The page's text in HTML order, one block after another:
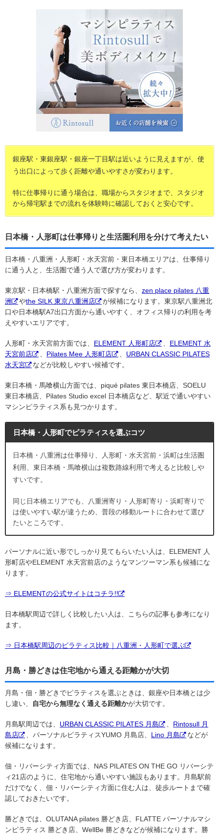
銀座駅・東銀座駅・銀座一丁目駅は近いように見えますが、使
う出口によって歩く距離や通いやすさが変わります。
特に仕事帰りに通う場合は、職場からスタジオまで、スタジオ
から帰宅駅までの流れを体験時に確認しておくと安心です。
日本橋・人形町は仕事帰りと生活圏利用を分けて考えたい
日本橋・八重洲・人形町・水天宮前・東日本橋エリアは、仕事帰り
に通う人と、生活圏で通う人で選び方が変わります。
東京駅・日本橋駅・八重洲方面で探すなら、 zen place pilates 八重
洲
やthe SILK 東京八重洲店
が候補になります。東京駅八重洲北
口や日本橋駅A7出口方面から通いやすく、オフィス帰りの利用を考
えやすいエリアです。
人形町・水天宮前方面では、 ELEMENT 人形町店
ELEMENT 水
天宮前店
Pilates Mee 人形町店
URBAN CLASSIC PILATES
水天宮
などが比較しやすい候補です。
東日本橋・馬喰横山方面では、piqué pilates 東日本橋店、SOELU
東日本橋店、Pilates Studio excel 日本橋店など、駅近で通いやすい
マシンピラティス系も見つかります。
日本橋・人形町でピラティスを選ぶコツ
日本橋・八重洲は仕事帰り、人形町・水天宮前・浜町は生活圏
利用、東日本橋・馬喰横山は複数路線利用で考えると比較しや
すいです。
同じ日本橋エリアでも、八重洲寄り・人形町寄り・浜町寄りで
は使いやすい駅が違うため、普段の移動ルートに合わせて選び
たいところです。
パーソナルに近い形でしっかり見てもらいたい人は、ELEMENT 人
形町店やELEMENT 水天宮前店のようなマンツーマン系も候補にな
ります。
⇒ ELEMENTの公式サイトはコチラ!!
日本橋駅周辺で詳しく比較したい人は、こちらの記事も参考になり
ます。
⇒ 日本橋駅周辺のピラティス比較｜八重洲・人形町で選ぶ
月島・勝どきは住宅地から通える距離かが大切
月島・佃・勝どきでピラティスを選ぶときは、銀座や日本橋とは少
し違い、
自宅から無理なく通える距離かが大切です。
月島駅周辺では、 URBAN CLASSIC PILATES 月島
Rintosull 月
島店
、パーソナルピラティスYUMO 月島店、 Lino 月島
などが
候補になります。
佃・リバーシティ方面では、NAS PILATES ON THE GO リバーシテ
ィ21店のように、住宅地から通いやすい施設もあります。月島駅前
だけでなく、佃・リバーシティ方面に住む人は、徒歩ルートまで確
認しておきたいです。
勝どきでは、OLUTANA pilates 勝どき店、FLATTE パーソナルマシ
ンピラティス 勝どき店、WellBe 勝どきなどが候補になります。勝